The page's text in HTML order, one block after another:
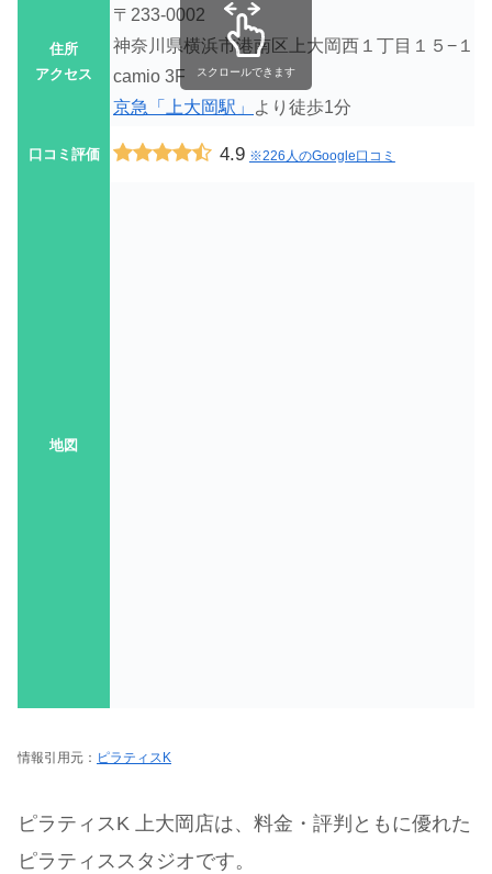
住所
アクセス
〒233-0002
神奈川県横浜市港南区上大岡西１丁目１５−１
camio 3F
京急「上大岡駅」
より徒歩1分
口コミ評価 4.9 ※226人のGoogle口コミ
地図
スクロールできます
情報引用元： ピラティスK
ピラティスK 上大岡店は、料金・評判ともに優れた
ピラティススタジオです。